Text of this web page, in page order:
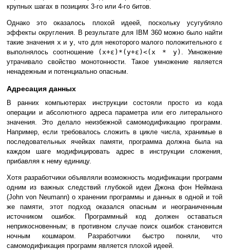
крупных шагах в позициях 3-го или 4-го битов.
Однако это оказалось плохой идеей, поскольку усугубляло
эффекты округления. В результате для IBM 360 можно было найти
такие значения x иy , что для некоторого малого положительного ε
выполнялось соотношение
(x+ε)*(y+ε)<(x * y)
. Умножение
утрачивало свойство монотонности. Такое умножение является
ненадежным и потенциально опасным.
Адресация данных
В ранних компьютерах инструкции состояли просто из кода
операции и абсолютного адреса параметра или его литерального
значения. Это делало неизбежной самомодификацию программ.
Например, если требовалось сложить в цикле числа, хранимые в
последовательных ячейках памяти, программа должна была на
каждом шаге модифицировать адрес в инструкции сложения,
прибавляя к нему единицу.
Хотя разработчики объявляли возможность модификации программ
одним из важных следствий глубокой идеи Джона фон Неймана
(John von Neumann) о хранении программы и данных в одной и той
же памяти, этот подход оказался опасным и неограниченным
источником ошибок. Программный код должен оставаться
неприкосновенным; в противном случае поиск ошибок становится
ночным кошмаром. Разработчики быстро поняли, что
самомодификация программ является плохой идеей.